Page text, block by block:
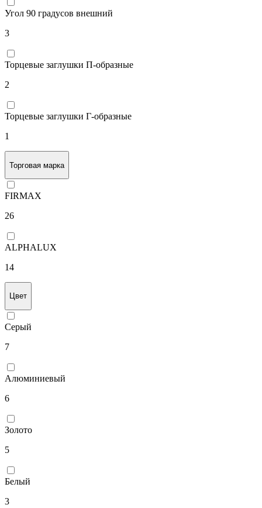
Угол 90 градусов внутренний
4
Угол 90 градусов внешний
3
Торцевые заглушки П-образные
2
Торцевые заглушки Г-образные
1
Торговая марка
FIRMAX
26
ALPHALUX
14
Серый
7
Алюминиевый
6
Золото
5